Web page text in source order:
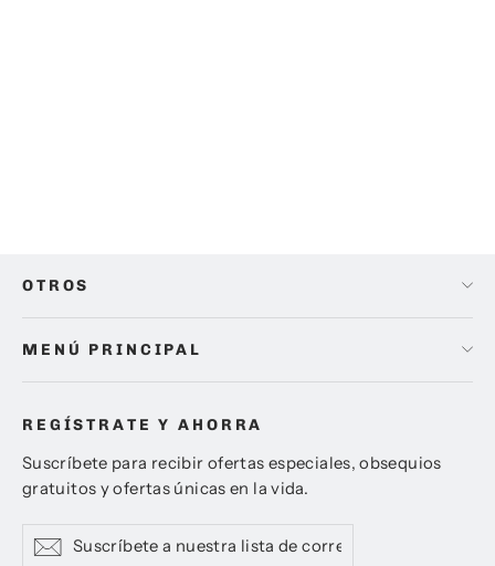
OTROS
MENÚ PRINCIPAL
REGÍSTRATE Y AHORRA
Suscríbete para recibir ofertas especiales, obsequios
gratuitos y ofertas únicas en la vida.
Suscribir